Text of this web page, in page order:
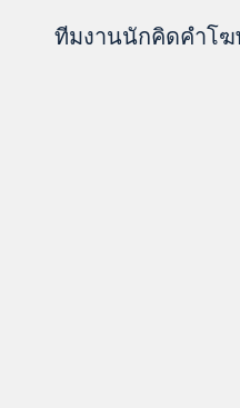
Черногорияทีมงานนักคิดคำโฆ